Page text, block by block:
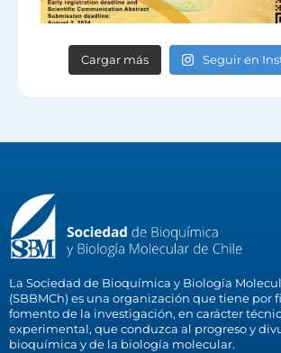
Cargar más Seguir en
La Sociedad de Bioquímica y Biología
(SBBMCh) es una organización que tiene por
fomento de la investigación, en carácter
experimental, que conduzca al progreso y
bioquímica y de la biología molecular.